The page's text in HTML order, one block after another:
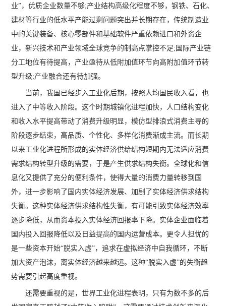
业”，优质企业数量不够;产业结构高级化程度不够，钢铁、石化、
建材等行业的低水平产能过剩问题突出并长期存在，传统制造业
中的关键装备、核心零部件和基础软件严重依赖进口和外资企
业，新兴技术和产业领域全球竞争的制高点掌控不足;国际产业链
分工地位有待提高，产业亟待从低附加值环节向高附加值环节转
型升级;产业融合还有待加强。
当前，我国已经步入工业化后期，按照人均国民收入看，也
进入了中等收入阶段。这个时期城镇化进程加快，人口结构变化
和收入水平提高带动了消费升级明显，模仿型排浪式消费主导的
阶段逐步结束，高品质、个性化、多样化消费渐成主流。而长期
以来工业化进程所形成的实体经济供给结构短期内无法适应消费
需求结构转型升级的需要，于是产生供求结构失衡。全球化和信
息化又提供了充分的便利条件，使得大量的消费力量转移到国
外，进一步影响了国内实体经济发展、加剧了实体经济供求结构
失衡。这种实体经济供求结构性失衡，有可能引致实体经济效率
逐步降低，从而资本投入实体经济回报率下降。实体企业面临着
国内投入回报降低以及日益提高的国内运营成本。更令人担忧的
是一些资本开始“脱实入虚”，追求在虚拟经济中自我循环，不断
加大资产泡沫，离实体经济越来越远。这种“脱实入虚”的失衡趋
势需要引起高度重视。
还需要重视的是，世界工业化进程表明，只有为数不多的后